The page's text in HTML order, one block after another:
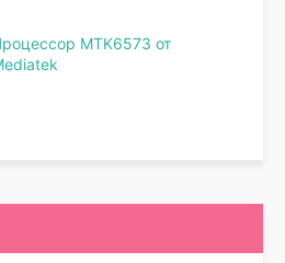
MTK6573 от